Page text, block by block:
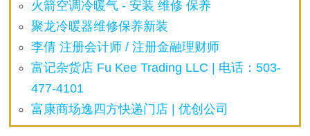
火箭空调冷暖气 - 安装 维修 保养
聚龙冷暖器维修保养新装
李倩 注册会计师 / 注册金融理财师
富记杂货店 Fu Kee Trading LLC | 电话：503-
477-4101
富康商场逸四方快递门店 | 优创公司